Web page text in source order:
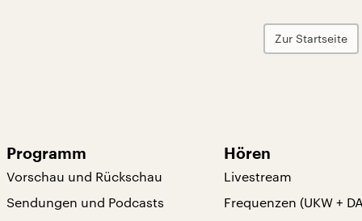
Zur Startseite
Programm
Vorschau und Rückschau
Sendungen und Podcasts
Hören
Livestream
Frequenzen (UKW +